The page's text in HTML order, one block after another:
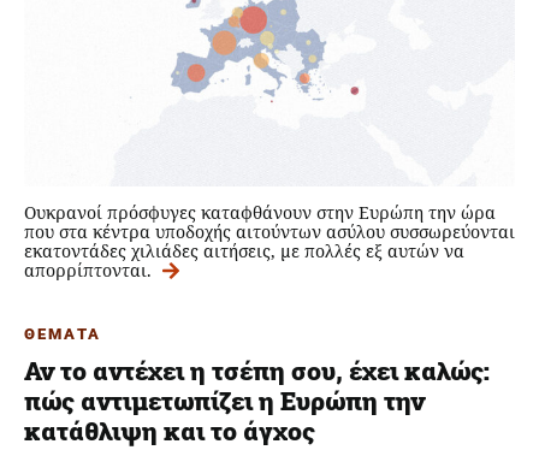
Ουκρανοί πρόσφυγες καταφθάνουν στην Ευρώπη την ώρα
που στα κέντρα υποδοχής αιτούντων ασύλου συσσωρεύονται
εκατοντάδες χιλιάδες αιτήσεις, με πολλές εξ αυτών να
απορρίπτονται.
ΘΕΜΑΤΑ
Αν το αντέχει η τσέπη σου, έχει καλώς:
πώς αντιμετωπίζει η Ευρώπη την
κατάθλιψη και το άγχος